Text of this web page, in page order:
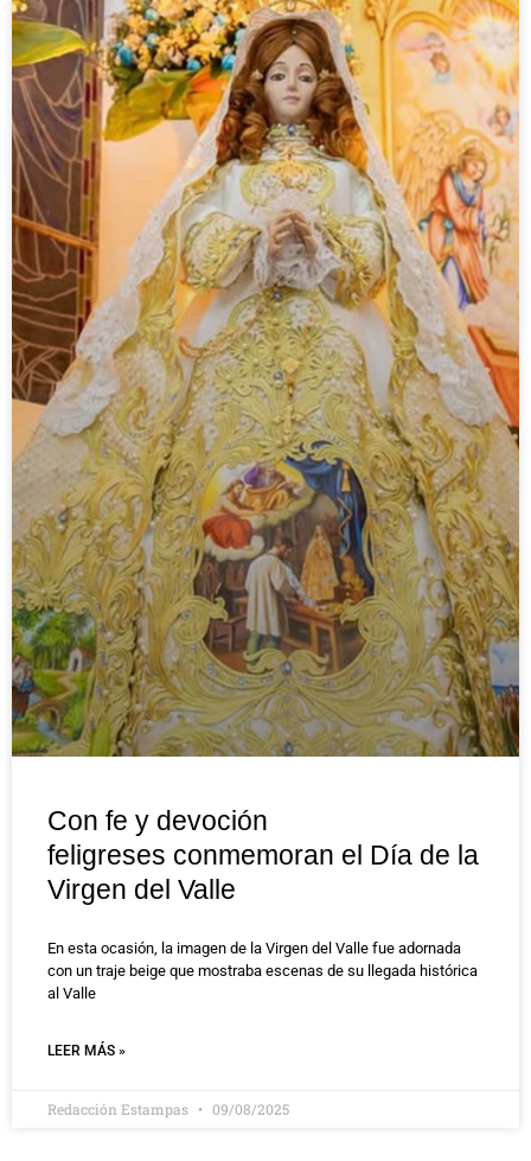
Con fe y devoción
feligreses conmemoran el Día de la
Virgen del Valle
En esta ocasión, la imagen de la Virgen del Valle fue adornada
con un traje beige que mostraba escenas de su llegada histórica
al Valle
LEER MÁS »
Redacción Estampas 09/08/2025